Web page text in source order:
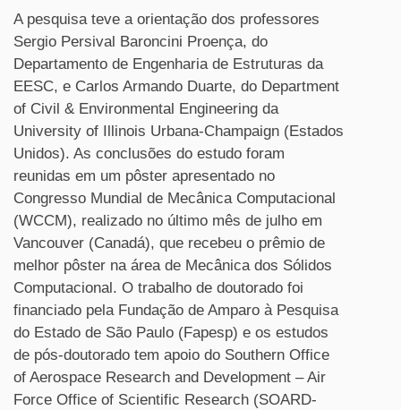
A pesquisa teve a orientação dos professores
Sergio Persival Baroncini Proença, do
Departamento de Engenharia de Estruturas da
EESC, e Carlos Armando Duarte, do Department
of Civil & Environmental Engineering da
University of Illinois Urbana-Champaign (Estados
Unidos). As conclusões do estudo foram
reunidas em um pôster apresentado no
Congresso Mundial de Mecânica Computacional
(WCCM), realizado no último mês de julho em
Vancouver (Canadá), que recebeu o prêmio de
melhor pôster na área de Mecânica dos Sólidos
Computacional. O trabalho de doutorado foi
financiado pela Fundação de Amparo à Pesquisa
do Estado de São Paulo (Fapesp) e os estudos
de pós-doutorado tem apoio do Southern Office
of Aerospace Research and Development – Air
Force Office of Scientific Research (SOARD-